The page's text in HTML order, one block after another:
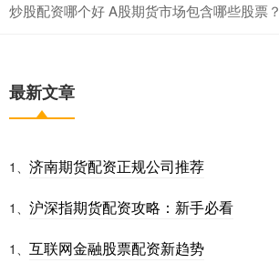
炒股配资哪个好 A股期货市场包含哪些股票？
最新文章
1、 济南期货配资正规公司推荐
1、 沪深指期货配资攻略：新手必看
1、 互联网金融股票配资新趋势